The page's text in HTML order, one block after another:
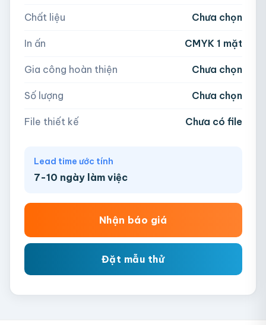
Hoặc nhập số lượng:
− + hộp
AI, PDF, EPS, PSD, PNG, JPG (tối đa 50MB)
Chất liệu Chưa chọn
In ấn CMYK 1 mặt
Gia công hoàn thiện Chưa chọn
Số lượng Chưa chọn
File thiết kế Chưa có file
Lead time ước tính
7-10 ngày làm việc
Nhận báo giá
Đặt mẫu thử